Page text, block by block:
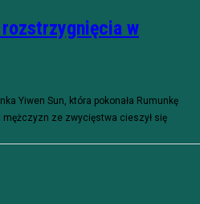
rozstrzygnięcia w
Yiwen Sun, która pokonała Rumunkę
mężczyzn ze zwycięstwa cieszył się